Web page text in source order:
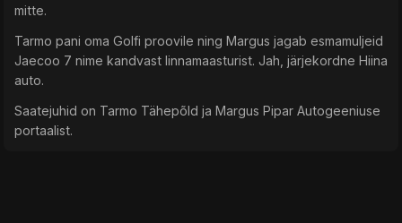
mitte.
Tarmo pani oma Golfi proovile ning Margus jagab esmamuljeid
Jaecoo 7 nime kandvast linnamaasturist. Jah, järjekordne Hiina
auto.
Saatejuhid on Tarmo Tähepõld ja Margus Pipar Autogeeniuse
portaalist.